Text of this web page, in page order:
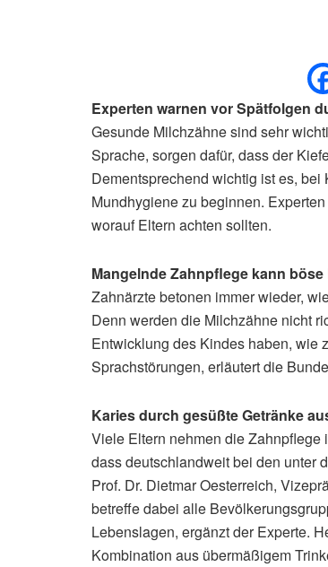
Experten warnen vor Spätfolgen
Gesunde Milchzähne sind sehr
Sprache, sorgen dafür, dass der
Dementsprechend wichtig ist es,
Mundhygiene zu beginnen.
worauf Eltern achten sollten.
Mangelnde Zahnpflege kann
Zahnärzte betonen immer wieder,
Denn werden die Milchzähne nicht
Entwicklung des Kindes haben, wie
Sprachstörungen, erläutert die
Karies durch gesüßte Getränke
Viele Eltern nehmen die Zahnpflege
dass deutschlandweit bei den unter
Prof. Dr. Dietmar Oesterreich,
betreffe dabei alle
Lebenslagen, ergänzt der Experte.
Kombination aus übermäßigem